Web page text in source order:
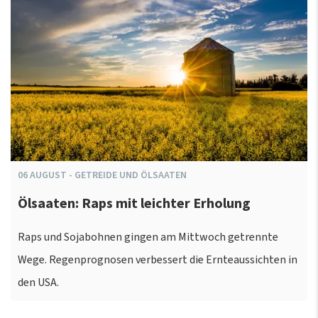
06AUGUST - GETREIDE UND ÖLSAATEN
Ölsaaten: Raps mit leichter Erholung
Raps und Sojabohnen gingen am Mittwoch getrennte
Wege. Regenprognosen verbessert die Ernteaussichten in
den USA.